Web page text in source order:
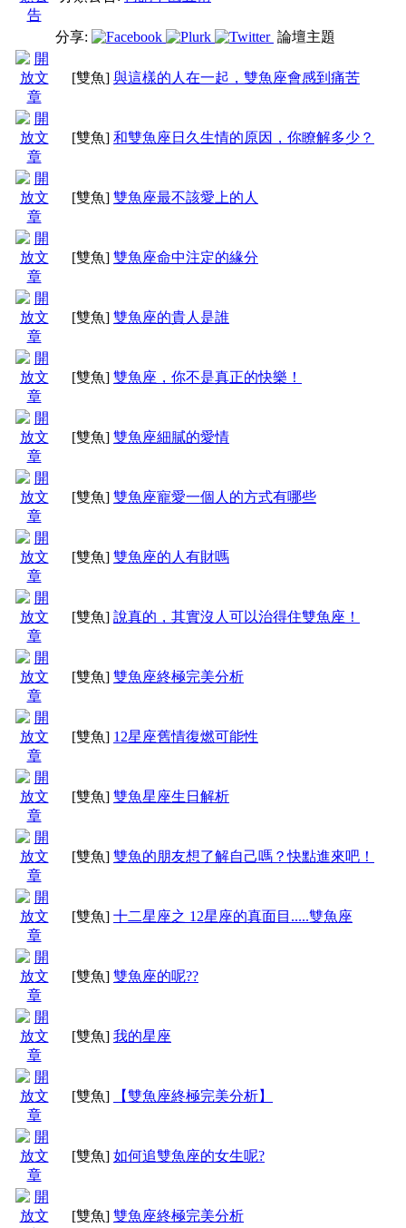
分享: 論壇主題
[雙魚] 與這樣的人在一起，雙魚座會感到痛苦
[雙魚] 和雙魚座日久生情的原因，你瞭解多少？
[雙魚] 雙魚座最不該愛上的人
[雙魚] 雙魚座命中注定的緣分
[雙魚] 雙魚座的貴人是誰
[雙魚] 雙魚座，你不是真正的快樂！
[雙魚] 雙魚座細膩的愛情
[雙魚] 雙魚座寵愛一個人的方式有哪些
[雙魚] 雙魚座的人有財嗎
[雙魚] 說真的，其實沒人可以治得住雙魚座！
[雙魚] 雙魚座終極完美分析
[雙魚] 12星座舊情復燃可能性
[雙魚] 雙魚星座生日解析
[雙魚] 雙魚的朋友想了解自己嗎？快點進來吧！
[雙魚] 十二星座之 12星座的真面目.....雙魚座
[雙魚] 雙魚座的呢??
[雙魚] 我的星座
[雙魚] 【雙魚座終極完美分析】
[雙魚] 如何追雙魚座的女生呢?
[雙魚] 雙魚座終極完美分析